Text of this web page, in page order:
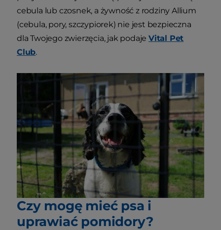
cebula lub czosnek, a żywność z rodziny Allium
(cebula, pory, szczypiorek) nie jest bezpieczna
dla Twojego zwierzęcia, jak podajeVital Pet
Club.
Czy mogę mieć psa i
uprawiać pomidory?